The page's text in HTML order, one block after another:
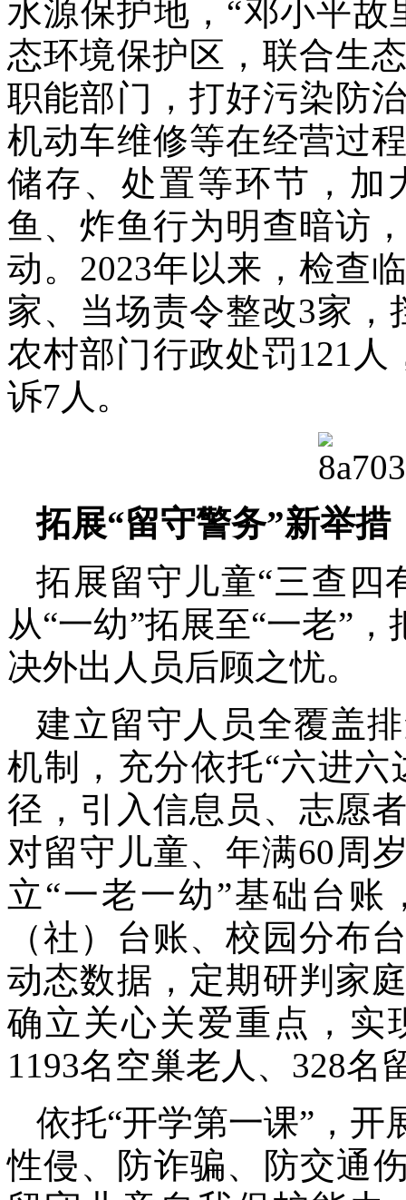
水源保护地，“邓小平
态环境保护区，联合生
职能部门，打好污染防
机动车维修等在经营过
储存、处置等环节，加
鱼、炸鱼行为明查暗访
动。2023年以来，检查
家、当场责令整改3家，
农村部门行政处罚121
诉7人。
拓展“留守警务”新举
拓展留守儿童“三查四
从“一幼”拓展至“一老”
决外出人员后顾之忧。
建立留守人员全覆盖
机制，充分依托“六进六
径，引入信息员、志愿
对留守儿童、年满60周
立“一老一幼”基础台
（社）台账、校园分布
动态数据，定期研判家
确立关心关爱重点，实
1193名空巢老人、328名
依托“开学第一课”，
性侵、防诈骗、防交通